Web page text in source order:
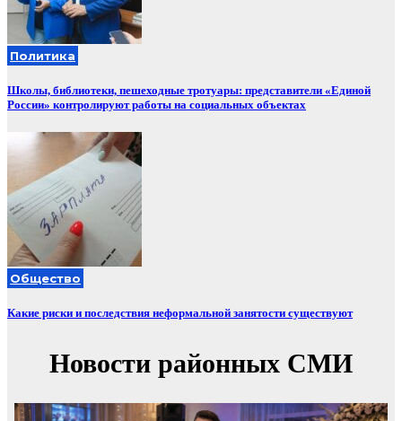
Политика
Школы, библиотеки, пешеходные тротуары: представители «Единой
России» контролируют работы на социальных объектах
Общество
Какие риски и последствия неформальной занятости существуют